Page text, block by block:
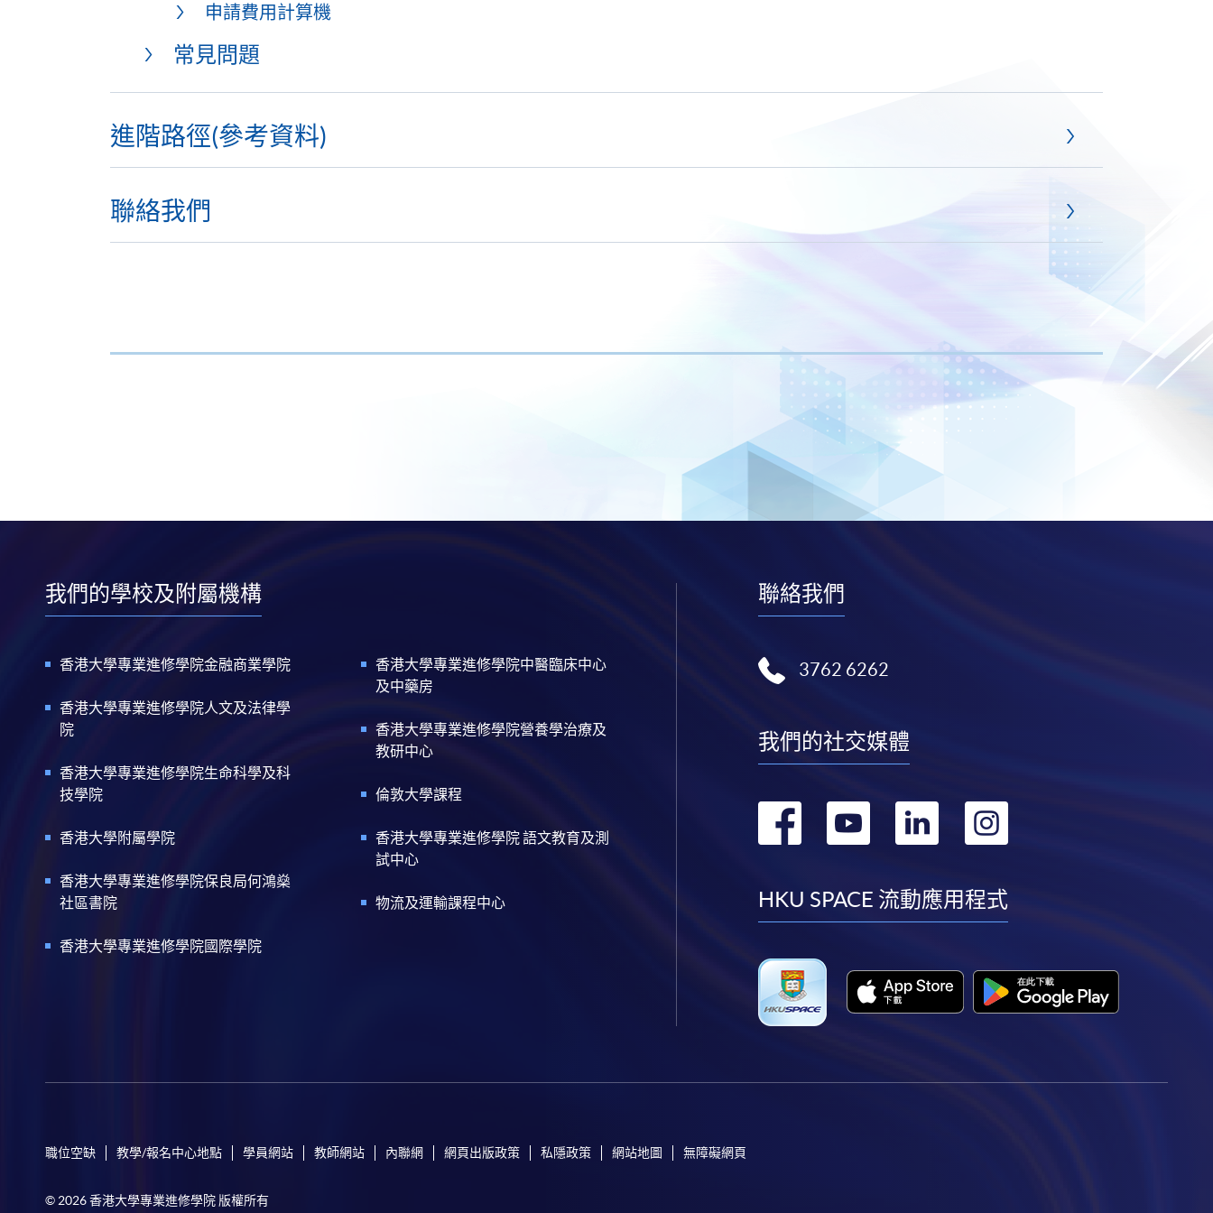
申請費用計算機
常見問題
進階路徑(參考資料)
聯絡我們
我們的學校及附屬機構
香港大學專業進修學院金融商業學院
香港大學專業進修學院人文及法律學
院
香港大學專業進修學院生命科學及科
技學院
香港大學附屬學院
香港大學專業進修學院保良局何鴻燊
社區書院
香港大學專業進修學院國際學院
香港大學專業進修學院中醫臨床中心
及中藥房
香港大學專業進修學院營養學治療及
教研中心
倫敦大學課程
香港大學專業進修學院 語文教育及測
試中心
物流及運輸課程中心
聯絡我們
3762 6262
我們的社交媒體
轉
facebook
轉
youtube
轉
linkedin
轉
instagram
HKU SPACE 流動應用程式
職位空缺 教學/報名中心地點 學員網站 教師網站 內聯網 網頁出版政策 私隱政策 網站地圖 無障礙網頁
© 2026 香港大學專業進修學院 版權所有